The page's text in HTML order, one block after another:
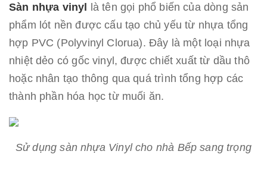
Sàn nhựa vinyl là tên gọi phổ biến của dòng sản
phẩm lót nền được cấu tạo chủ yếu từ nhựa tổng
hợp PVC (Polyvinyl Clorua). Đây là một loại nhựa
nhiệt dẻo có gốc vinyl, được chiết xuất từ dầu thô
hoặc nhân tạo thông qua quá trình tổng hợp các
thành phần hóa học từ muối ăn.
Sử dụng sàn nhựa Vinyl cho nhà Bếp sang trọng